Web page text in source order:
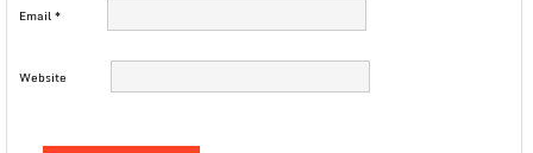
Email*
Website